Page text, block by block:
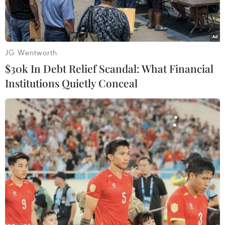
Đối tượng Trần Công Minh (trái) và Võ Gia Quyến. (Ảnh: TTXVN
phát)
Ngày 21/5, Công an tỉnh Đồng Nai cho biết ngày
20/5, Công an huyện Tân Phú, tỉnh Đồng Nai đã
tiến hành bắt giữ khẩn cấp hai đối tượng Trần
JG Wentworth
$30k In Debt Relief Scandal: What Financial
Institutions Quietly Conceal